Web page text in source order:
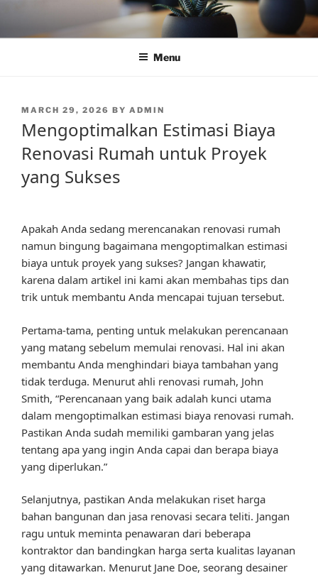
content
Menu
POSTED
MARCH 29, 2026 BY ADMIN
Mengoptimalkan Estimasi Biaya
Renovasi Rumah untuk Proyek
yang Sukses
Apakah Anda sedang merencanakan renovasi rumah
namun bingung bagaimana mengoptimalkan estimasi
biaya untuk proyek yang sukses? Jangan khawatir,
karena dalam artikel ini kami akan membahas tips dan
trik untuk membantu Anda mencapai tujuan tersebut.
Pertama-tama, penting untuk melakukan perencanaan
yang matang sebelum memulai renovasi. Hal ini akan
membantu Anda menghindari biaya tambahan yang
tidak terduga. Menurut ahli renovasi rumah, John
Smith, “Perencanaan yang baik adalah kunci utama
dalam mengoptimalkan estimasi biaya renovasi rumah.
Pastikan Anda sudah memiliki gambaran yang jelas
tentang apa yang ingin Anda capai dan berapa biaya
yang diperlukan.”
Selanjutnya, pastikan Anda melakukan riset harga
bahan bangunan dan jasa renovasi secara teliti. Jangan
ragu untuk meminta penawaran dari beberapa
kontraktor dan bandingkan harga serta kualitas layanan
yang ditawarkan. Menurut Jane Doe, seorang desainer